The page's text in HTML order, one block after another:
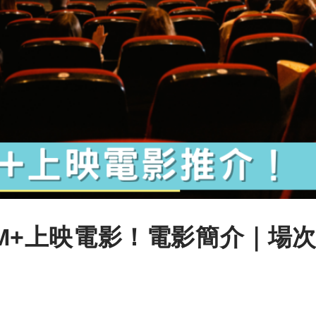
上映電影！電影簡介｜場